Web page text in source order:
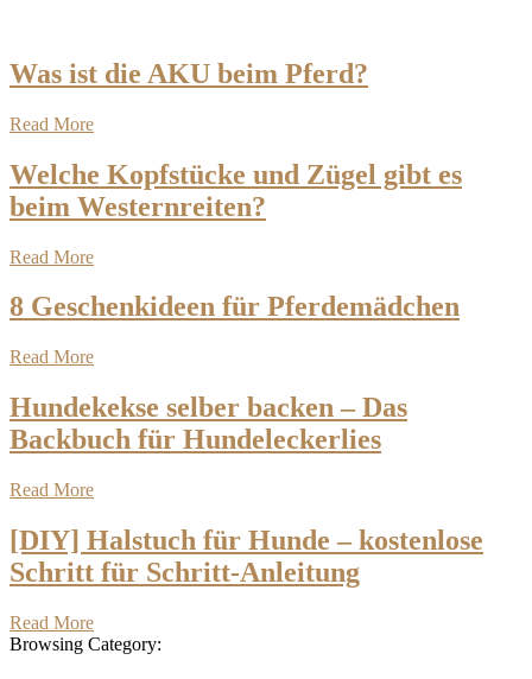
Was ist die AKU beim Pferd?
Read More
Welche Kopfstücke und Zügel gibt es
beim Westernreiten?
Read More
8 Geschenkideen für Pferdemädchen
Read More
Hundekekse selber backen – Das
Backbuch für Hundeleckerlies
Read More
[DIY] Halstuch für Hunde – kostenlose
Schritt für Schritt-Anleitung
Read More
Browsing Category: